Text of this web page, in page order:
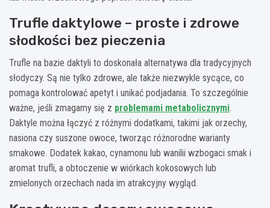
Trufle daktylowe – proste i zdrowe
słodkości bez pieczenia
Trufle na bazie daktyli to doskonała alternatywa dla tradycyjnych
słodyczy. Są nie tylko zdrowe, ale także niezwykle sycące, co
pomaga kontrolować apetyt i unikać podjadania. To szczególnie
ważne, jeśli zmagamy się z problemami metabolicznymi.
Daktyle można łączyć z różnymi dodatkami, takimi jak orzechy,
nasiona czy suszone owoce, tworząc różnorodne warianty
smakowe. Dodatek kakao, cynamonu lub wanilii wzbogaci smak i
aromat trufli, a obtoczenie w wiórkach kokosowych lub
zmielonych orzechach nada im atrakcyjny wygląd.